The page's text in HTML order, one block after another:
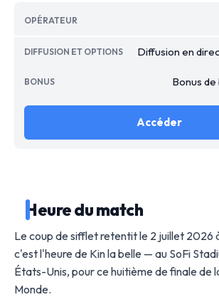
Diffusion en
Bonus de
Accéder
Heure du match
Le coup de sifflet retentit le 2 juillet
c'est l'heure de Kin la belle — au SoFi
États-Unis, pour ce huitième de finale de
Monde.